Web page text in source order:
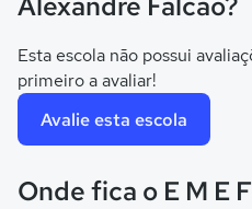
Esta escola não possui
primeiro a avaliar!
Avalie esta escola
Onde fica o E M E